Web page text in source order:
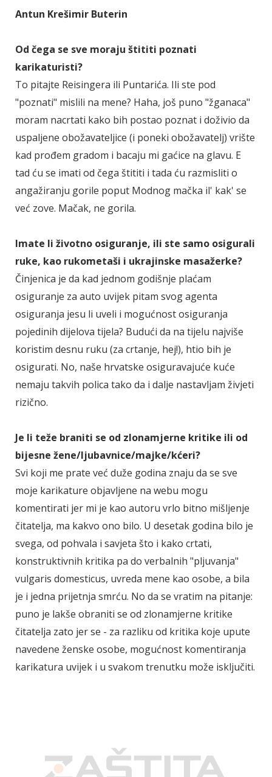
Antun Krešimir Buterin
Od čega se sve moraju štititi poznati
karikaturisti?
To pitajte Reisingera ili Puntarića. Ili ste pod
"poznati" mislili na mene? Haha, još puno "žganaca"
moram nacrtati kako bih postao poznat i doživio da
uspaljene obožavateljice (i poneki obožavatelj) vrište
kad prođem gradom i bacaju mi gaćice na glavu. E
tad ću se imati od čega štititi i tada ću razmisliti o
angažiranju gorile poput Modnog mačka il' kak' se
već zove. Mačak, ne gorila.
Imate li životno osiguranje, ili ste samo osigurali
ruke, kao rukometaši i ukrajinske masažerke?
Činjenica je da kad jednom godišnje plaćam
osiguranje za auto uvijek pitam svog agenta
osiguranja jesu li uveli i mogućnost osiguranja
pojedinih dijelova tijela? Budući da na tijelu najviše
koristim desnu ruku (za crtanje, hej!), htio bih je
osigurati. No, naše hrvatske osiguravajuće kuće
nemaju takvih polica tako da i dalje nastavljam živjeti
rizično.
Je li teže braniti se od zlonamjerne kritike ili od
bijesne žene/ljubavnice/majke/kćeri?
Svi koji me prate već duže godina znaju da se sve
moje karikature objavljene na webu mogu
komentirati jer mi je kao autoru vrlo bitno mišljenje
čitatelja, ma kakvo ono bilo. U desetak godina bilo je
svega, od pohvala i savjeta što i kako crtati,
konstruktivnih kritika pa do verbalnih "pljuvanja"
vulgaris domesticus, uvreda mene kao osobe, a bila
je i jedna prijetnja smrću. No da se vratim na pitanje:
puno je lakše obraniti se od zlonamjerne kritike
čitatelja zato jer se - za razliku od kritika koje upute
navedene ženske osobe, mogućnost komentiranja
karikatura uvijek i u svakom trenutku može isključiti.